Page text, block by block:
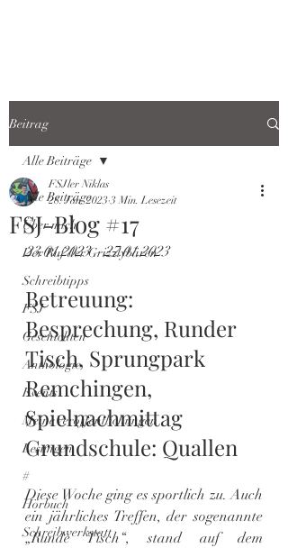
Beitrag
Alle Beiträge
Über mich
Der Ruf der Grizzlybären
Schreibtipps
FSJ
Geschichten
Anthologie
Events
Meine Veröffentlichungen
Lesungen
#
Hörbuch
Schreibwerkstatt
Alle Beiträge
FSJ-Blog #17
FSJler Niklas
28. Jan. 2023 3 Min. Lesezeit
23.01.2023 – 27.01.2023
Betreuung:
Besprechung, Runder
Tisch, Sprungpark
Remchingen,
Spielnachmittag
Grundschule: Quallen
Diese Woche ging es sportlich zu. Auch
ein jährliches Treffen, der sogenannte
„Runde Tisch“, stand auf dem